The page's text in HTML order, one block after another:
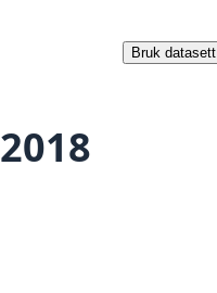
Bruk datasett